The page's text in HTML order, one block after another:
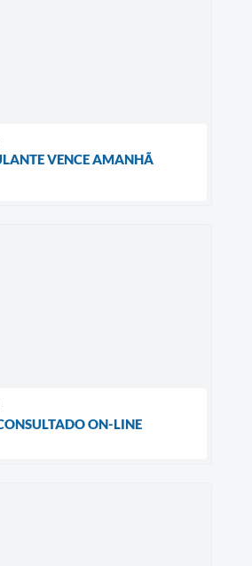
VENCE AMANHÃ
ON-LINE